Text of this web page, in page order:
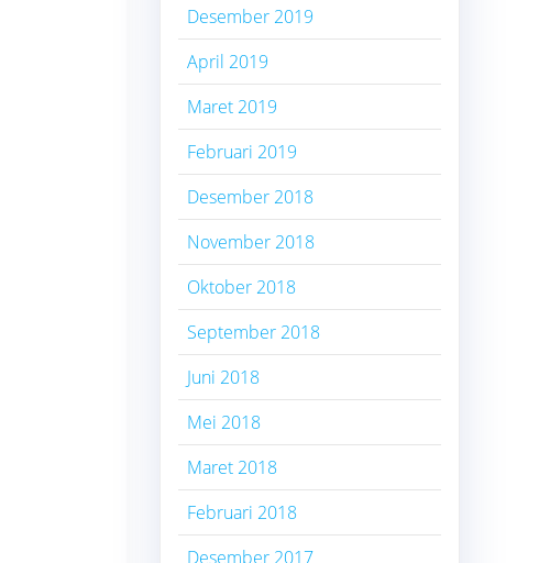
Desember 2019
April 2019
Maret 2019
Februari 2019
Desember 2018
November 2018
Oktober 2018
September 2018
Juni 2018
Mei 2018
Maret 2018
Februari 2018
Desember 2017